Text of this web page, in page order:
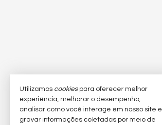
Utilizamos cookiespara oferecer melhor
experiência, melhorar o desempenho,
analisar como você interage em nosso site e
gravar informações coletadas por meio de